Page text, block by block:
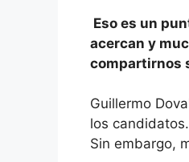
Eso es un
acercan y
compartirnos
Guillermo
los
Sin embargo,